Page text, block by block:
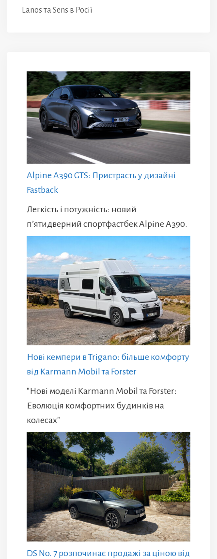
Lanos та Sens в Росії
Alpine A390 GTS: Пристрасть у дизайні
Fastback
Легкість і потужність: новий
п’ятидверний спортфастбек Alpine A390.
Нові кемпери в Trigano: більше комфорту
від Karmann Mobil та Forster
"Нові моделі Karmann Mobil та Forster:
Еволюція комфортних будинків на
колесах"
DS No. 7 розпочинає продажі за ціною від